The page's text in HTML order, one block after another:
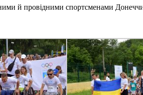
й провідними спортсменами